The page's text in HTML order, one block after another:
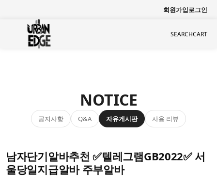
회원가입로그인
SEARCHCART
NOTICE
공지사항 Q&A 자유게시판 사용 리뷰
남자단기알바추천 ✅텔레그램GB2022✅ 서
울당일지급알바 주부알바